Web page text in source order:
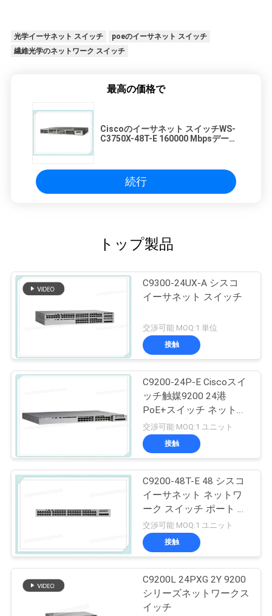
光学イーサネット スイッチ
poeのイーサネット スイッチ
繊維光学のネットワーク スイッチ
最高の価格で
Ciscoのイーサネット スイッチWS-
C3750X-48T-E 160000 Mbpsデータ
続行
トップ製品
C9300-24UX-A シスコ
イーサネット スイッチ
交渉可能 MOQ:1 単位
接触
C9200-24P-E Ciscoスイ
ッチ触媒9200 24港
PoE+スイッチ ネットワ
ークの要素
交渉可能 MOQ:1 ユニット
接触
C9200-48T-E 48 シスコ
イーサネット ネットワ
ーク スイッチ ポート デ
ータ モジュールアップ
リンク オプション
交渉可能 MOQ:1 ユニット
接触
C9200L 24PXG 2Y 9200
シリーズネットワークス
イッチ